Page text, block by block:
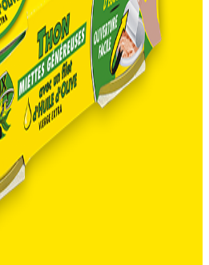
pratique du thon à l'huile
!